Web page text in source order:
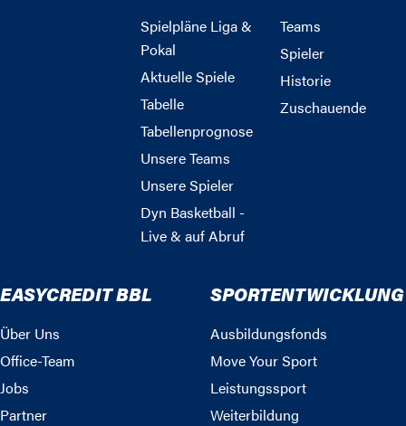
Spielpläne Liga &
Pokal
Aktuelle Spiele
Tabelle
Tabellenprognose
Unsere Teams
Unsere Spieler
Dyn Basketball -
Live & auf Abruf
Teams
Spieler
Historie
Zuschauende
EASYCREDIT BBL
Über Uns
Office-Team
Jobs
Partner
SPORTENTWICKLUNG
Ausbildungsfonds
Move Your Sport
Leistungssport
Weiterbildung